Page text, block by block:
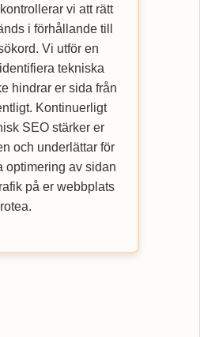
vi att rätt
i förhållande till
Vi utför en
tekniska
hindrar er sida från
Kontinuerligt
SEO stärker er
och underlättar för
optimering av sidan
på er webbplats